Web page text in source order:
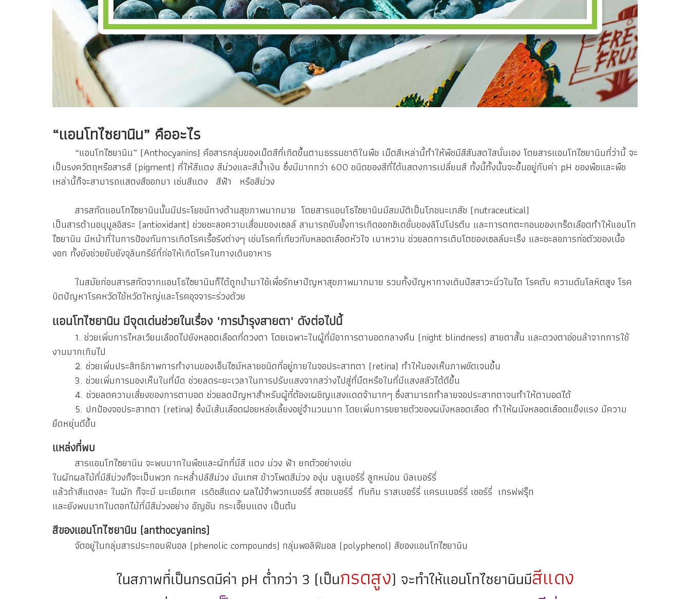
“แอนโทไซยานิน” คืออะไร
“แอนโทไซยานิน” (Anthocyanins) คือสารกลุ่มของเม็ดสีที่เกิดขึ้นตามธรรมชาติในพืช เม็ดสีเหล่านี้ทำให้พืชมีสีสันสดใสนั่นเอง โดยสารแอนโทไซยานินที่ว่านี้ จะ
เป็นรงควัตถุหรือสารสี (pigment) ที่ให้สีแดง สีม่วงและสีน้ำเงิน ซึ่งมีมากกว่า 600 ชนิดของสีที่ได้แสดงการเปลี่ยนสี ทั้งนี้ทั้งนั้นจะขึ้นอยู่กับค่า pH ของพืชและพืช
เหล่านี้ก็จะสามารถแสดงสีออกมา เช่นสีแดง สีฟ้า หรือสีม่วง
สารสกัดแอนโทไซยานินนั้นมีประโยชน์ทางด้านสุขภาพมากมาย โดยสารแอนโธไซยานินมีสมบัติเป็นโภชนะเภสัช (nutraceutical)
เป็นสารต้านอนุมูลอิสระ (antioxidant) ช่วยชะลอความเสื่อมของเซลล์ สามารถยับยั้งการเกิดออกซิเดชั่นของลิโปโปรตีน และการตกตะกอนของเกร็ดเลือดทำให้แอนโท
ไซยานิน มีหน้าที่ในการป้องกันการเกิดโรคเรื้อรังต่างๆ เช่นโรคที่เกียวกับหลอดเลือดหัวใจ เบาหวาน ช่วยลดการเติบโตของเซลล์มะเร็ง และชะลอการก่อตัวของเนื้อ
งอก ทั้งยังช่วยยับยังจุลินทรีย์ที่ก่อให้เกิดโรคในทางเดินอาหาร
ในสมัยก่อนสารสกัดจากแอนโธไซยานินก็ได้ถูกนำมาใช้เพื่อรักษาปัญหาสุขภาพมากมาย รวมทั้งปัญหาทางเดินปัสสาวะนิ่วในไต โรคตับ ความดันโลหิตสูง โรค
บิดปัญหาโรคหวัดไข้หวัดใหญ่และโรคอุจจาระร่วงด้วย
แอนโทไซยานิน มีจุดเด่นช่วยในเรื่อง "การบำรุงสายตา" ดังต่อไปนี้
1. ช่วยเพิ่มการไหลเวียนเลือดไปยังหลอดเลือดที่ดวงตา โดยเฉพาะในผู้ที่มีอาการตาบอดกลางคืน (night blindness) สายตาสั้น และดวงตาอ่อนล้าจากการใช้
งานมากเกินไป
2. ช่วยเพิ่มประสิทธิภาพการทำงานของเอ็นไซม์หลายชนิดที่อยู่ภายในจอประสาทตา (retina) ทำให้มองเห็นภาพชัดเจนขึ้น
3. ช่วยเพิ่มการมองเห็นในที่มืด ช่วยลดระยะเวลาในการปรับแสงจากสว่างไปสู่ที่มืดหรือในที่มีแสงสลัวได้ดีขึ้น
4. ช่วยลดความเสี่ยงของการตาบอด ช่วยลดปัญหาสำหรับผู้ที่ต้องเผชิญแสงแดดจ้ามากๆ ซึ่งสามารถทำลายจอประสาทตาจนทำให้ตาบอดได้
5. ปกป้องจอประสาทตา (retina) ซึ่งมีเส้นเลือดฝอยหล่อเลี้ยงอยู่จำนวนมาก โดยเพิ่มการขยายตัวของผนังหลอดเลือด ทำให้ผนังหลอดเลือดแข็งแรง มีความ
ยืดหยุ่นดีขึ้น
แหล่งที่พบ
สารแอนโทไซยานิน จะพบมากในพืชและผักที่มีสี แดง ม่วง ฟ้า ยกตัวอย่างเช่น
ในผักผลไม้ที่มีสีม่วงก็จะเป็นพวก กะหล่ำปลีสีม่วง มันเทศ ข้าวโพดสีม่วง องุ่น บลูเบอร์รี่ ลูกหม่อน บิลเบอร์รี่
แล้วถ้าสีแดงละ ในผัก ก็จะมี มะเขือเทศ เรดิชสีแดง ผลไม้จำพวกเบอร์รี่ สตอเบอร์รี่ ทับทิม ราสเบอร์รี่ แครนเบอร์รี่ เชอร์รี่ เกรฟฟรุ็ท
และยังพบมากในดอกไม้ที่มีสีม่วงอย่าง อัญชัน กระเจี๊ยบแดง เป็นต้น
สีของแอนโทไซยานิน (anthocyanins)
จัดอยู่ในกลุ่มสารประกอบฟีนอล (phenolic compounds) กลุ่มพอลิฟีนอล (polyphenol) สีของแอนโทไซยานิน